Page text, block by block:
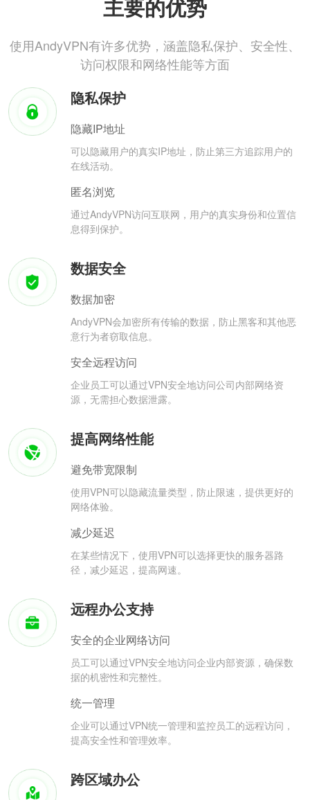
主要的优势
使用AndyVPN有许多优势，涵盖隐私保护、安全性、
访问权限和网络性能等方面
隐私保护
隐藏IP地址
可以隐藏用户的真实IP地址，防止第三方追踪用户的
在线活动。
匿名浏览
通过AndyVPN访问互联网，用户的真实身份和位置信
息得到保护。
数据安全
数据加密
AndyVPN会加密所有传输的数据，防止黑客和其他恶
意行为者窃取信息。
安全远程访问
企业员工可以通过VPN安全地访问公司内部网络资
源，无需担心数据泄露。
提高网络性能
避免带宽限制
使用VPN可以隐藏流量类型，防止限速，提供更好的
网络体验。
减少延迟
在某些情况下，使用VPN可以选择更快的服务器路
径，减少延迟，提高网速。
远程办公支持
安全的企业网络访问
员工可以通过VPN安全地访问企业内部资源，确保数
据的机密性和完整性。
统一管理
企业可以通过VPN统一管理和监控员工的远程访问，
提高安全性和管理效率。
跨区域办公